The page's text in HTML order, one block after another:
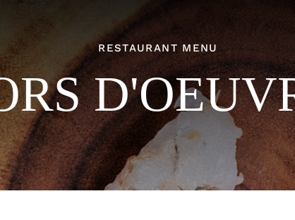
RESTAURANT MENU